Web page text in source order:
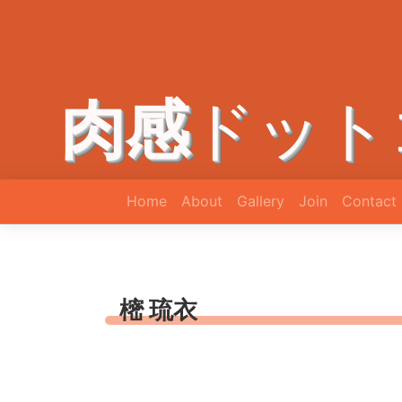
肉感ドッ
Home About Gallery Join Contact
樒 琉衣